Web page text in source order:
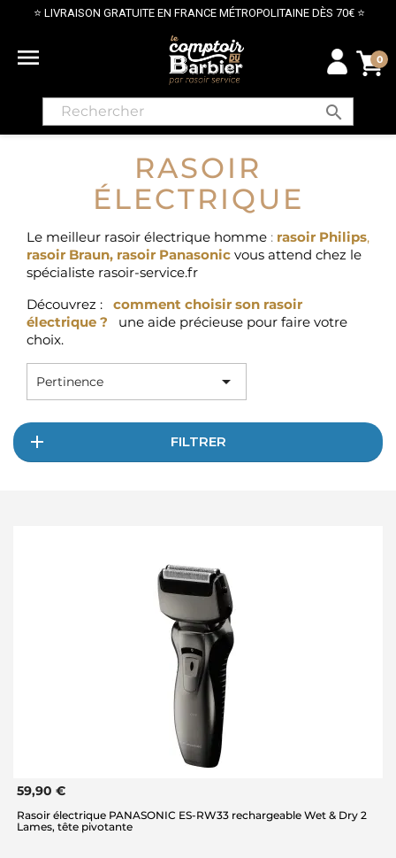
⭐ LIVRAISON GRATUITE EN FRANCE MÉTROPOLITAINE DÈS 70€ ⭐
 0
search
RASOIR
ÉLECTRIQUE
Le meilleur rasoir électrique homme : rasoir Philips,
rasoir Braun, rasoir Panasonic vous attend chez le
spécialiste rasoir-service.fr
Découvrez :
comment choisir son rasoir
électrique ?
une aide précieuse pour faire votre
choix.
Pertinence 
FILTRER
59,90 €
Rasoir électrique PANASONIC ES-RW33 rechargeable Wet & Dry 2
Lames, tête pivotante